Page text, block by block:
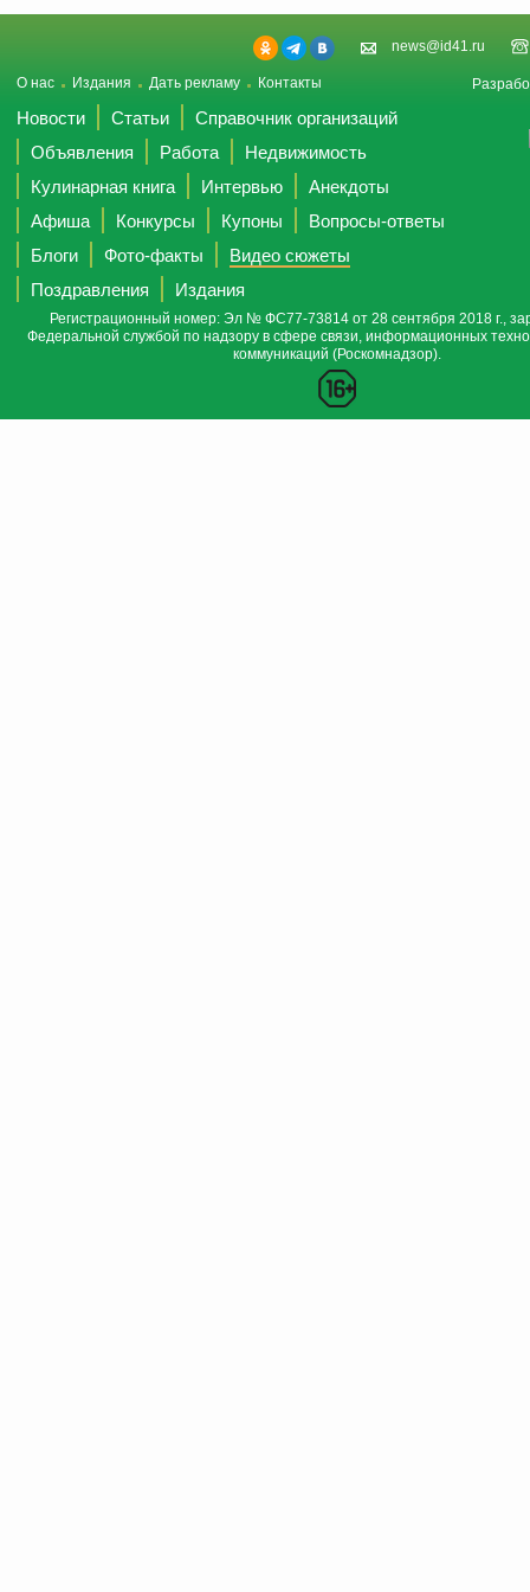
news@id41.ru
О нас Издания Дать рекламу Контакты
Новости Статьи
Справочник организаций
Объявления
Работа
Недвижимость
Кулинарная книга
Интервью
Анекдоты
Афиша
Конкурсы Купоны
Вопросы-ответы
Блоги
Фото-факты
Видео сюжеты
Поздравления
Издания
Регистрационный номер: Эл № ФС77-73814 от 28 сентября 2018 г.,
Федеральной службой по надзору в сфере связи, информационных
коммуникаций (Роскомнадзор).